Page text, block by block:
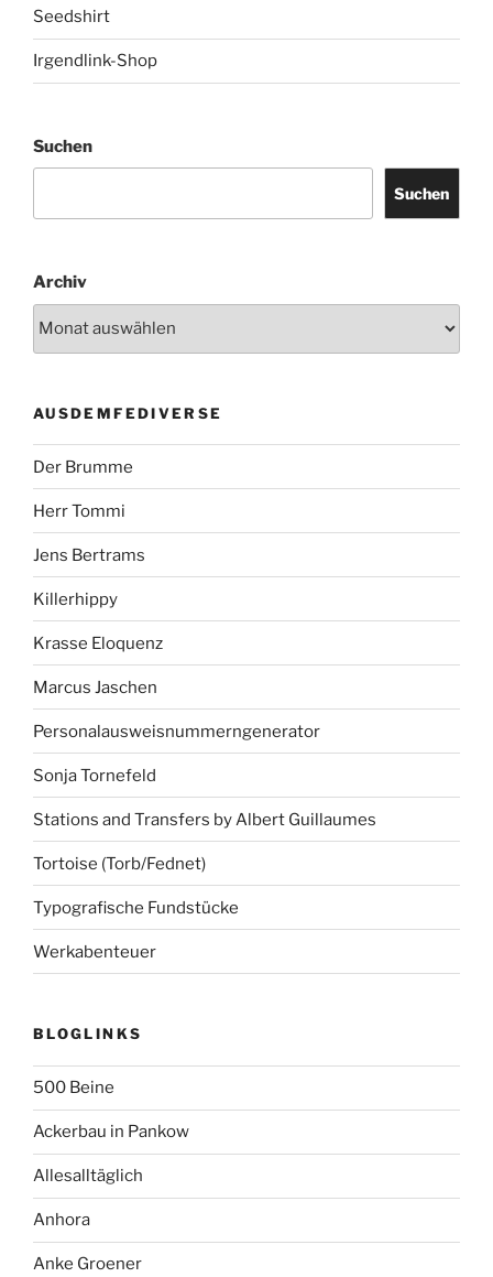
Seedshirt
Irgendlink-Shop
Suchen
Suchen
Archiv
AUSDEMFEDIVERSE
Der Brumme
Herr Tommi
Jens Bertrams
Killerhippy
Krasse Eloquenz
Marcus Jaschen
Personalausweisnummerngenerator
Sonja Tornefeld
Stations and Transfers by Albert Guillaumes
Tortoise (Torb/Fednet)
Typografische Fundstücke
Werkabenteuer
BLOGLINKS
500 Beine
Ackerbau in Pankow
Allesalltäglich
Anhora
Anke Groener